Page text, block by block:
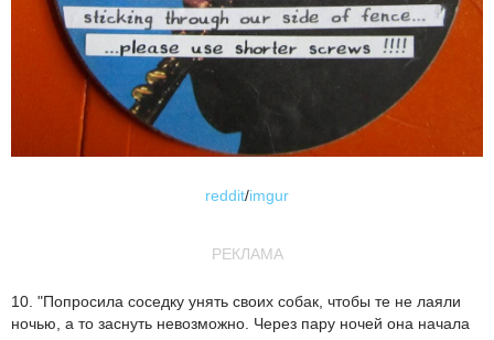
reddit/imgur
РЕКЛАМА
10. "Попросила соседку унять своих собак, чтобы те не лаяли
ночью, а то заснуть невозможно. Через пару ночей она начала